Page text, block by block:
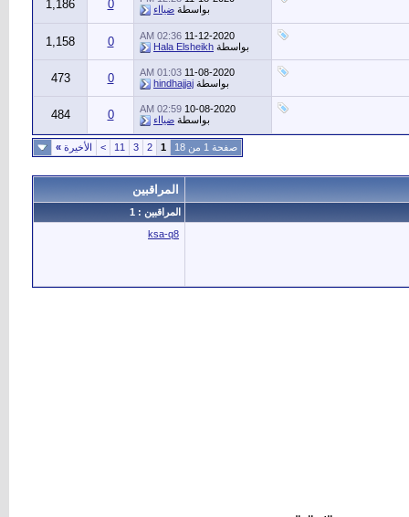
بواسطة ضيااء 0
1,186
11-12-2020
02:36 AM
بواسطة Hala Elsheikh
0
1,158
11-08-2020
01:03 AM
بواسطة hindhajjaj
0
473
10-08-2020
02:59 AM
بواسطة ضيااء 0
484
صفحة 1 من 18 1
2
3
11
> الأخيرة »
المراقبين
المراقبين : 1
ksa-q8